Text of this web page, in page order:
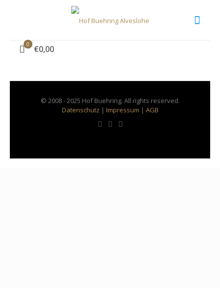
0 €0,00
IMG-20230717-WA0001
© 2008 - 2025 Hof Buehring. All rights reserved.
Datenschutz | Impressum | AGB